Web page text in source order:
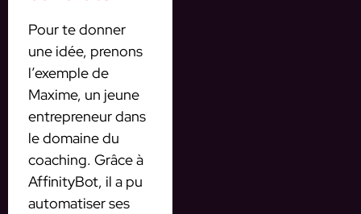
Pour te donner
une idée, prenons
l’exemple de
Maxime, un jeune
entrepreneur dans
le domaine du
coaching. Grâce à
AffinityBot, il a pu
automatiser ses